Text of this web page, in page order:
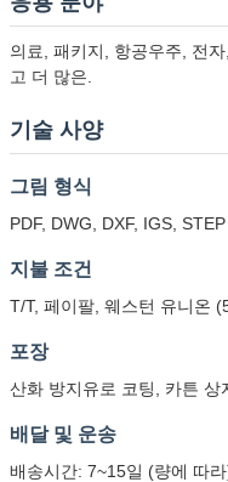
의료, 패키지, 항공우주, 전
고 더 많은.
기술 사양
그림 형식
PDF, DWG, DXF, IGS,
지불 조건
T/T, 페이팔, 웨스턴 유니온
포장
산화 방지유로 코팅, 카튼 상
배달 및 운송
배송시간: 7~15일 (량에 따